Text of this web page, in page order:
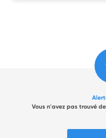
Vous n'avez pas trouvé